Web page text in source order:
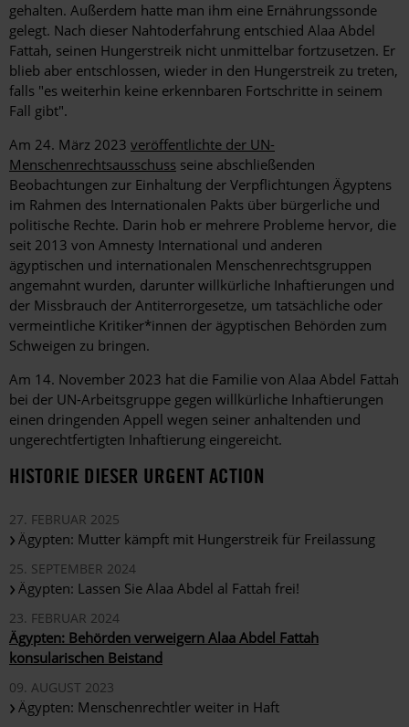
gehalten. Außerdem hatte man ihm eine Ernährungssonde
gelegt. Nach dieser Nahtoderfahrung entschied Alaa Abdel
Fattah, seinen Hungerstreik nicht unmittelbar fortzusetzen. Er
blieb aber entschlossen, wieder in den Hungerstreik zu treten,
falls "es weiterhin keine erkennbaren Fortschritte in seinem
Fall gibt".
Am 24. März 2023 veröffentlichte der UN-
Menschenrechtsausschuss seine abschließenden
Beobachtungen zur Einhaltung der Verpflichtungen Ägyptens
im Rahmen des Internationalen Pakts über bürgerliche und
politische Rechte. Darin hob er mehrere Probleme hervor, die
seit 2013 von Amnesty International und anderen
ägyptischen und internationalen Menschenrechtsgruppen
angemahnt wurden, darunter willkürliche Inhaftierungen und
der Missbrauch der Antiterrorgesetze, um tatsächliche oder
vermeintliche Kritiker*innen der ägyptischen Behörden zum
Schweigen zu bringen.
Am 14. November 2023 hat die Familie von Alaa Abdel Fattah
bei der UN-Arbeitsgruppe gegen willkürliche Inhaftierungen
einen dringenden Appell wegen seiner anhaltenden und
ungerechtfertigten Inhaftierung eingereicht.
HISTORIE DIESER URGENT ACTION
27. FEBRUAR 2025
Ägypten: Mutter kämpft mit Hungerstreik für Freilassung
25. SEPTEMBER 2024
Ägypten: Lassen Sie Alaa Abdel al Fattah frei!
23. FEBRUAR 2024
Ägypten: Behörden verweigern Alaa Abdel Fattah
konsularischen Beistand
09. AUGUST 2023
Ägypten: Menschenrechtler weiter in Haft